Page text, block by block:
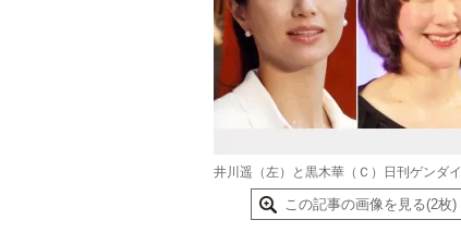
井川遥（左）と黒木華（Ｃ）日刊ゲンダイ
この記事の画像を見る(2枚)